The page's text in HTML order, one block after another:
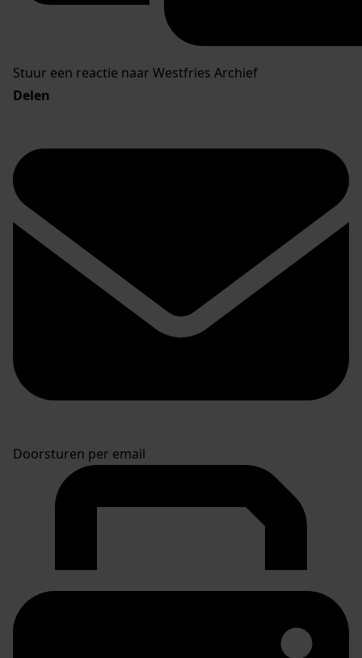
Stuur een reactie naar Westfries Archief
Delen
Doorsturen per email